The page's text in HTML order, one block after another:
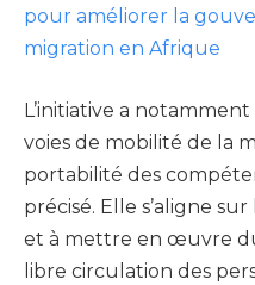
pour améliorer la
migration en Afrique
L’initiative a
voies de mobilité de la
portabilité des
précisé. Elle s’aligne
et à mettre en œuvre
libre circulation des